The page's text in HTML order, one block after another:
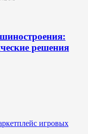
решения
игровых